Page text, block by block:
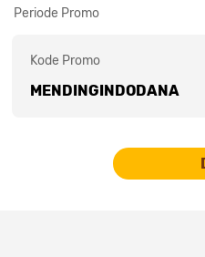
Periode Promo
Kode Promo
MENDINGINDODANA